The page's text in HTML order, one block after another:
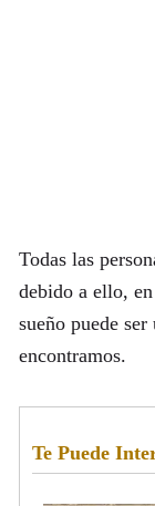
Todas las
debido a ello,
sueño puede
encontramos.
Te Puede